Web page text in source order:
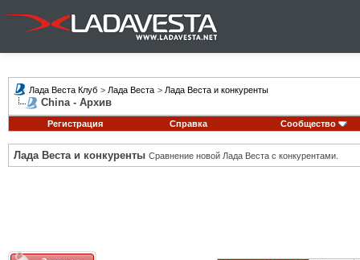
Лада Веста Клуб > Лада Веста > Лада Веста и конкуренты
China - Архив
Регистрация Справка Сообщество
Лада Веста и конкуренты Сравнение новой Лада Веста с конкурентами.